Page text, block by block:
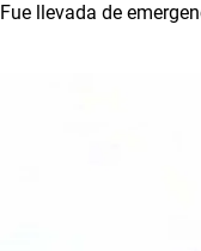
Fue llevada de